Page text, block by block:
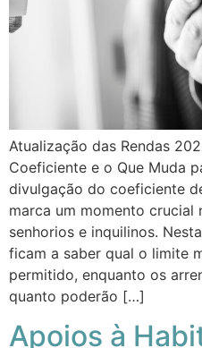
Atualização das Rendas
Coeficiente e o Que Muda
divulgação do coeficiente
marca um momento crucial
senhorios e inquilinos.
ficam a saber qual o limite
permitido, enquanto os
quanto poderão […]
Apoios à